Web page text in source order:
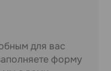
для вас
форму